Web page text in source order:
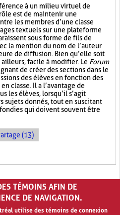
à un milieu virtuel de
est de maintenir une
les membres d’une classe
textuels sur une plateforme
sous forme de fils de
la mention du nom de l’auteur
de diffusion. Bien qu’elle soit
facile à modifier. Le Forum
de créer des sections dans le
des élèves en fonction des
classe. Il a l’avantage de
les élèves, lorsqu’il s’agit
sujets donnés, tout en suscitant
qui doivent souvent être
(13)
TÉMOINS AFIN DE
DE NAVIGATION.
utilise des témoins de connexion